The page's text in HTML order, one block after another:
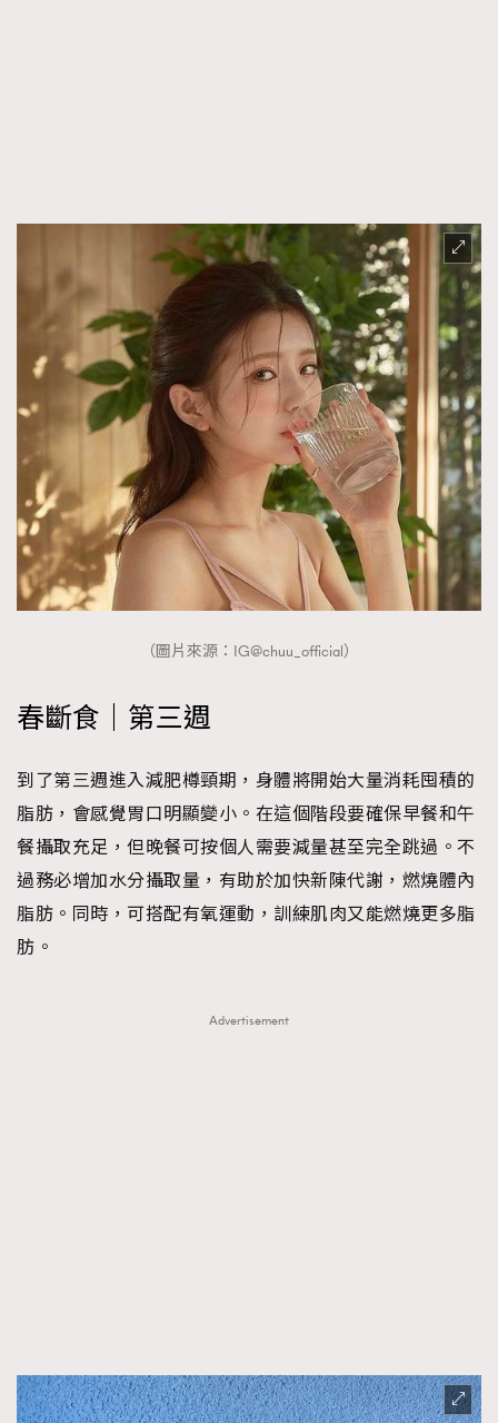
（圖片來源：IG@chuu_official）
春斷食｜第三週
到了第三週進入減肥樽頸期，身體將開始大量消耗囤積的
脂肪，會感覺胃口明顯變小。在這個階段要確保早餐和午
餐攝取充足，但晚餐可按個人需要減量甚至完全跳過。不
過務必增加水分攝取量，有助於加快新陳代謝，燃燒體內
脂肪。同時，可搭配有氧運動，訓練肌肉又能燃燒更多脂
肪。
Advertisement